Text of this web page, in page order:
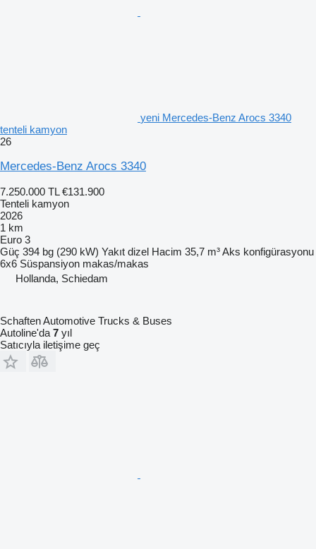
yeni Mercedes-Benz Arocs 3340
tenteli kamyon
26
Mercedes-Benz Arocs 3340
7.250.000 TL €131.900
Tenteli kamyon
2026
1 km
Euro 3
Güç 394 bg (290 kW) Yakıt dizel Hacim 35,7 m³Aks konfigürasyonu
6x6 Süspansiyon makas/makas
Hollanda, Schiedam
Schaften Automotive Trucks & Buses
Autoline'da 7 yıl
Satıcıyla iletişime geç